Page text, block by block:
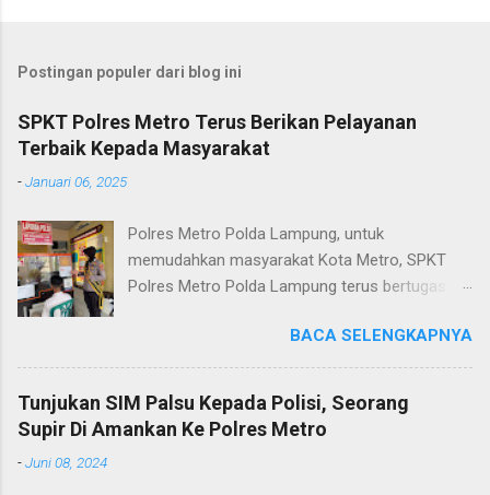
Postingan populer dari blog ini
SPKT Polres Metro Terus Berikan Pelayanan
Terbaik Kepada Masyarakat
-Januari 06, 2025
Polres Metro Polda Lampung, untuk
memudahkan masyarakat Kota Metro, SPKT
Polres Metro Polda Lampung terus bertugas
terkait layanan pengaduan, pelayanan SKCK dan
pelayanan Identifikasi sidik jari secara terpadu
kepada masyarakat. Senin (06/01/2025) Dalam
mewujudkan pelayanan prima kepolisian, SPKT
BACA SELENGKAPNYA
Tunjukan SIM Palsu Kepada Polisi, Seorang
Supir Di Amankan Ke Polres Metro
-Juni 08, 2024